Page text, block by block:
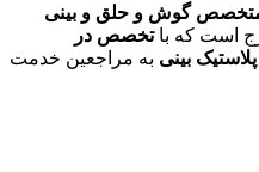
گوش و حلق و بینی
است که باتخصص در
بینی به مراجعین خدمت